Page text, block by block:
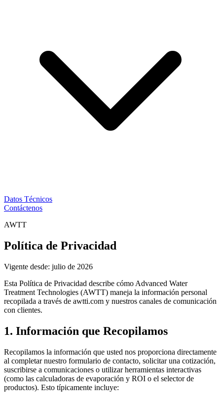
Datos Técnicos
Contáctenos
AWTT
Política de Privacidad
Vigente desde: julio de 2026
Esta Política de Privacidad describe cómo Advanced Water
Treatment Technologies (AWTT) maneja la información personal
recopilada a través de awtti.com y nuestros canales de comunicación
con clientes.
1. Información que Recopilamos
Recopilamos la información que usted nos proporciona directamente
al completar nuestro formulario de contacto, solicitar una cotización,
suscribirse a comunicaciones o utilizar herramientas interactivas
(como las calculadoras de evaporación y ROI o el selector de
productos). Esto típicamente incluye: